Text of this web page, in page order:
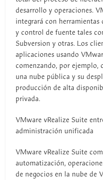
desarrollo y operaciones.
integrará con
y control de fuente tales
Subversion y otras. Los
aplicaciones usando
comenzando, por ejemplo,
una nube pública y su
producción de alta
privada.
VMware vRealize Suite
administración unificada
VMware vRealize Suite
automatización,
de negocios en la nube de